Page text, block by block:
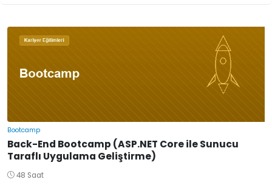
Bootcamp
Back-End Bootcamp (ASP.NET Core ile Sunucu
Taraflı Uygulama Geliştirme)
48 Saat